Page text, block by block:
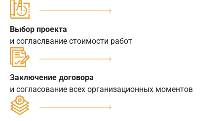
Выбор проекта
и согласлвание стоимости работ
Заключение договора
и согласование всех организационных моментов